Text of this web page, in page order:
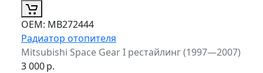
ОЕМ: MB272444
Радиатор отопителя
Mitsubishi Space Gear I рестайлинг (1997—2007)
3 000р.